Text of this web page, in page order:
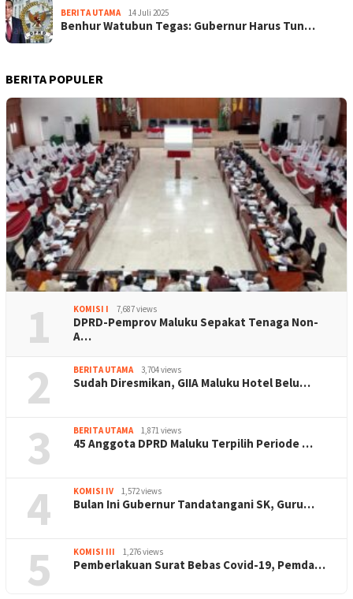
BERITA UTAMA 14 Juli 2025
Benhur Watubun Tegas: Gubernur Harus Tun…
BERITA POPULER
1 KOMISI I 7,687 views
DPRD-Pemprov Maluku Sepakat Tenaga Non-
A…
2 BERITA UTAMA 3,704 views
Sudah Diresmikan, GIIA Maluku Hotel Belu…
3 BERITA UTAMA 1,871 views
45 Anggota DPRD Maluku Terpilih Periode …
4 KOMISI IV 1,572 views
Bulan Ini Gubernur Tandatangani SK, Guru…
5 KOMISI III 1,276 views
Pemberlakuan Surat Bebas Covid-19, Pemda…